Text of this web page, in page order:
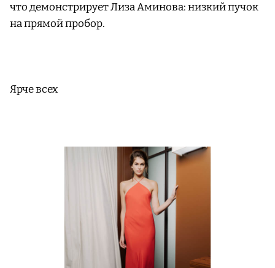
что демонстрирует Лиза Аминова: низкий пучок
на прямой пробор.
Ярче всех